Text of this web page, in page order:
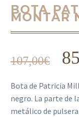
BOTA
MONTAR
107,00€
Bota de Patricia
negro. La parte de
metálico de